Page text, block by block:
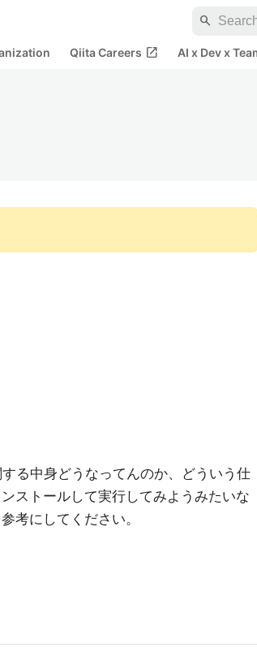
search
Qiita Careers open_in_new AI x Dev x
る中身どうなってんのか、どういう仕
ストールして実行してみようみたいな
考にしてください。